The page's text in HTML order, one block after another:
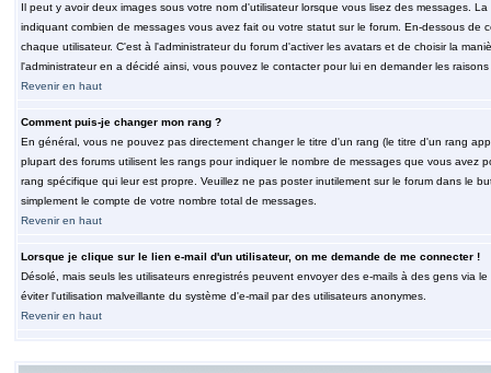
Il peut y avoir deux images sous votre nom d'utilisateur lorsque vous lisez des messages.
indiquant combien de messages vous avez fait ou votre statut sur le forum. En-dessous
chaque utilisateur. C'est à l'administrateur du forum d'activer les avatars et de choisir la
l'administrateur en a décidé ainsi, vous pouvez le contacter pour lui en demander les
Revenir en haut
Comment puis-je changer mon rang ?
En général, vous ne pouvez pas directement changer le titre d'un rang (le titre d'un rang
plupart des forums utilisent les rangs pour indiquer le nombre de messages que vous avez
rang spécifique qui leur est propre. Veuillez ne pas poster inutilement sur le forum dans le
simplement le compte de votre nombre total de messages.
Revenir en haut
Lorsque je clique sur le lien e-mail d'un utilisateur, on me demande de me connecter !
Désolé, mais seuls les utilisateurs enregistrés peuvent envoyer des e-mails à des gens via
éviter l'utilisation malveillante du système d'e-mail par des utilisateurs anonymes.
Revenir en haut